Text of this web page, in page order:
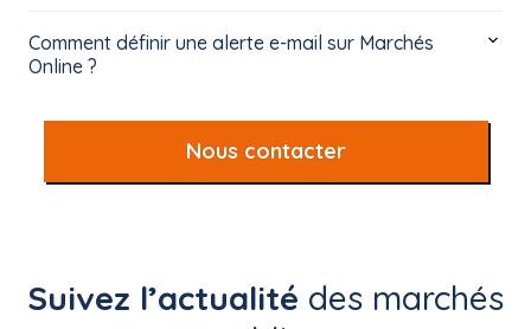
Comment définir une alerte e-mail sur Marchés
Online ?
Nous contacter
Suivez l’actualité des marchés